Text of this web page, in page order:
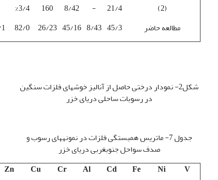
(2)
21/4
-
8/42
160
4/%3
مطالعه حاضر
45/3
8/43
45/16
26/23
82/0
شکل2- نمودار درختی حاصل از آنالیز خوشه­ای فلزات سنگین
در رسوبات ساحلی دریای خزر
جدول 7- ماتریس همبستگی فلزات در نمونه­های رسوب و
صدف سواحل جنوب­غربی دریای خزر
V
Ni
Fe
Cd
Al
Cr
Cu
Zn